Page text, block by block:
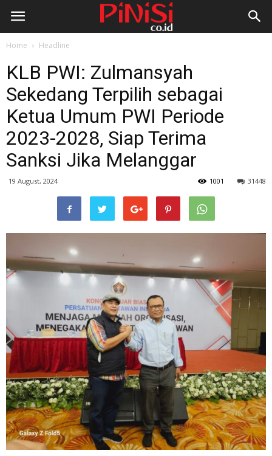
Home Headline
KLB PWI: Zulmansyah
Sekedang Terpilih sebagai
Ketua Umum PWI Periode
2023-2028, Siap Terima
Sanksi Jika Melanggar
19 August, 2024 31448
1001